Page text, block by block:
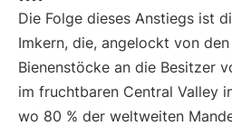
Die Folge dieses Anstiegs ist
Imkern, die, angelockt von
Bienenstöcke an die Besitzer
im fruchtbaren Central Valley
wo 80 % der weltweiten